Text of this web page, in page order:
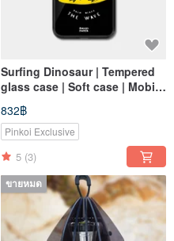
Surfing Dinosaur | Tempered
glass case | Soft case | Mobile
phone case
832฿
Pinkoi Exclusive
5 (3)
ขายหมด